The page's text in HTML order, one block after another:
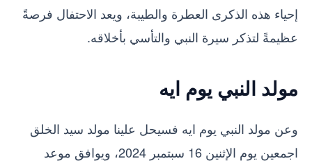
إحياء هذه الذكرى العطرة والطيبة، ويعد الاحتفال فرصةً
عظيمةً لتذكر سيرة النبي والتأسي بأخلاقه.
مولد النبي يوم ايه
وعن مولد النبي يوم ايه فسيحل علينا مولد سيد الخلق
اجمعين يوم الإثنين 16 سبتمبر 2024، ويوافق موعد